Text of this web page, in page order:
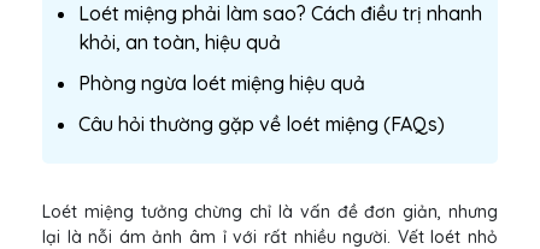
Loét miệng phải làm sao? Cách điều trị nhanh
khỏi, an toàn, hiệu quả
Phòng ngừa loét miệng hiệu quả
Câu hỏi thường gặp về loét miệng (FAQs)
Loét miệng tưởng chừng chỉ là vấn đề đơn giản, nhưng
lại là nỗi ám ảnh âm ỉ với rất nhiều người. Vết loét nhỏ